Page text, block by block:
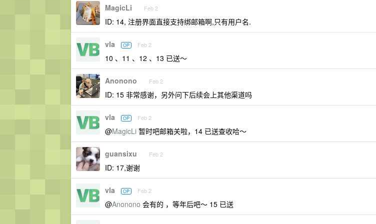
MagicLi Feb 2
ID: 14, 注册界面直接支持绑邮箱啊,只有用户名.
vla OP Feb 2
10 、11 、12 、13 已送～
Anonono Feb 2
ID: 15 非常感谢，另外问下后续会上其他渠道吗
vla OP Feb 2
@MagicLi 暂时吧邮箱关啦，14 已送查收哈～
guansixu Feb 2
ID: 17,谢谢
vla OP Feb 2
@Anonono 会有的 ，等年后吧～ 15 已送